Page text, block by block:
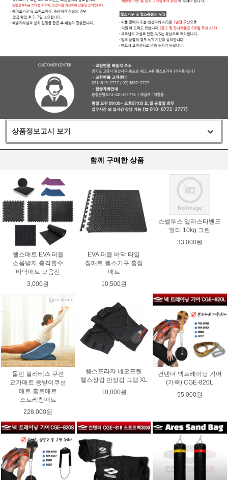
상품정보고시 보기
함께 구매한 상품
헬스매트 EVA 퍼즐
소음방지 충격흡수
바닥매트 모음전
3,000원
EVA 퍼즐 바닥 타일
짐매트 헬스기구 홈짐
매트
10,500원
스벨투스 엘라스티밴드
멀티 10kg 그린
33,000원
돌핀 필라테스 쿠션
요가매트 등받이쿠션
매트 홈트매트
스트레칭매트
228,000원
헬스프라자 네오프랜
헬스장갑 반장갑 그랩 XL
10,000원
컨텐더 넥트레이닝 기어
(가죽) CGE-820L
55,000원